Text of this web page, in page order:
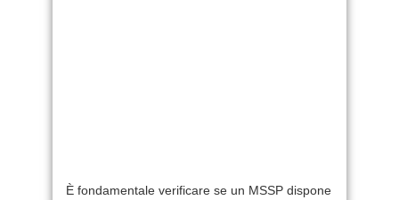
È fondamentale verificare se un MSSP dispone